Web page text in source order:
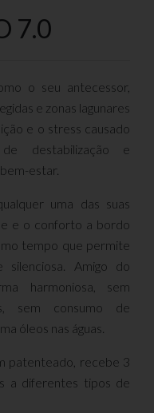
7.0
o seu antecessor,
e zonas lagunares
e o stress causado
destabilização e
estar.
uma das suas
e o conforto a bordo
tempo que permite
silenciosa. Amigo do
harmoniosa, sem
sem consumo de
óleos nas águas.
patenteado, recebe 3
a diferentes tipos de